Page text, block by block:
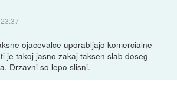
ojacevalce uporabljajo komercialne
je takoj jasno zakaj taksen slab doseg
Drzavni so lepo slisni.